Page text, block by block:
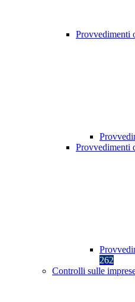
Provvedimenti
Provvedimenti
262
Controlli sulle